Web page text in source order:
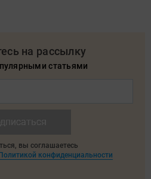
на рассылку
статьями
вы соглашаетесь
Политикой конфиденциальности